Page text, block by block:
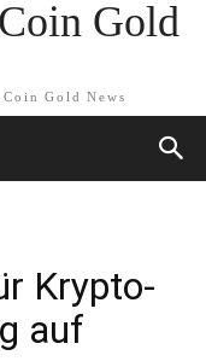
Gold
Gold News
Krypto-
auf